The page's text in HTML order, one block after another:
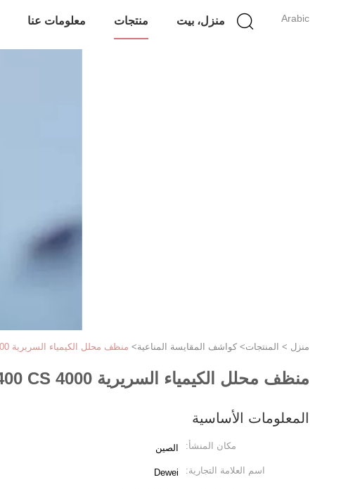
Arabic منزل، بيت منتجات معلومات عنا
منزل > المنتجات> كواشف المقايسة المناعية> منظف ​​محلل الكيمياء السريرية DIRUI CS Series CS 6400 CS 4000 الشركة المصنعة لمحلل الكيمياء الحيوية
منظف ​​محلل الكيمياء السريرية DIRUI CS Series CS 6400 CS 4000 الشركة المصنعة لمحلل الكيمياء الحيوية
المعلومات الأساسية
مكان المنشأ: الصين
اسم العلامة التجارية: Dewei